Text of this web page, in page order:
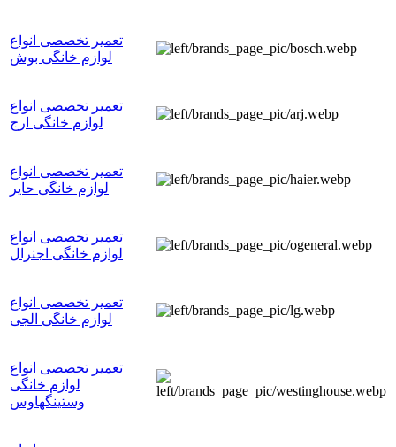
تعمیر تخصصی انواع
لوازم خانگی بوش
تعمیر تخصصی انواع
لوازم خانگی ارج
تعمیر تخصصی انواع
لوازم خانگی حایر
تعمیر تخصصی انواع
لوازم خانگی اجنرال
تعمیر تخصصی انواع
لوازم خانگی الجی
تعمیر تخصصی انواع
لوازم خانگی
وستینگهاوس